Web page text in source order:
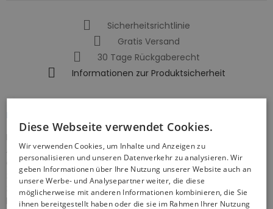
Sicherheitsrichtlinie
Gratis Versand
30 Tage Rückgaberecht
Informationen zur Produktsicherheit
Ausstattungsstück im Bad, das nicht nur das tägliche Baden
erleichtert, sondern auch zur Ästhetik des Interieurs sowie
zum Komfortgefühl beiträgt. Unsere Wannenbatterien
zeichnen sich durch zuverlässige Funktionalität und
hochwertige Materialien aus.
Diese Webseite verwendet Cookies.
Wir verwenden Cookies, um Inhalte und Anzeigen zu
personalisieren und unseren Datenverkehr zu analysieren. Wir
geben Informationen über Ihre Nutzung unserer Website auch an
unsere Werbe- und Analysepartner weiter, die diese
möglicherweise mit anderen Informationen kombinieren, die Sie
ihnen bereitgestellt haben oder die sie im Rahmen Ihrer Nutzung